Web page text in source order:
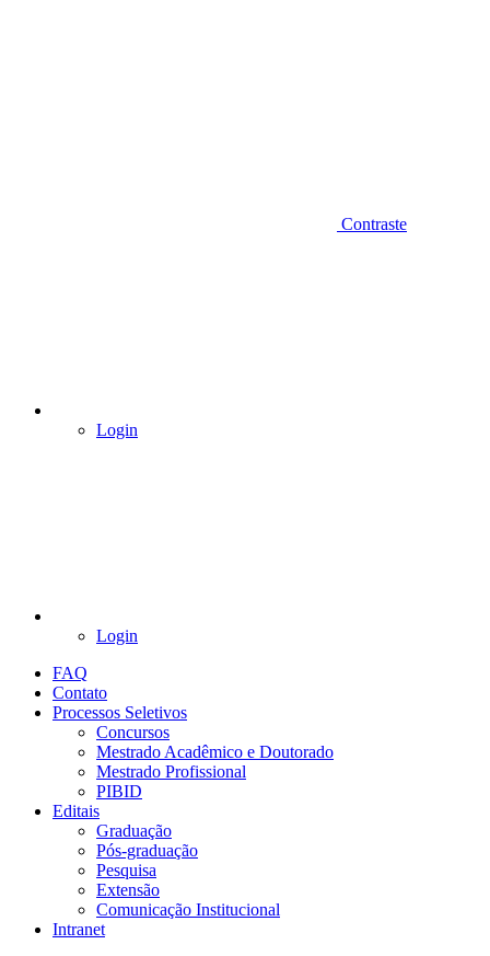
Contraste
Login
Login
FAQ
Contato
Processos Seletivos
Concursos
Mestrado Acadêmico e Doutorado
Mestrado Profissional
PIBID
Editais
Graduação
Pós-graduação
Pesquisa
Extensão
Comunicação Institucional
Intranet